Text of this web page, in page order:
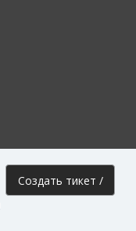
Создать тикет /